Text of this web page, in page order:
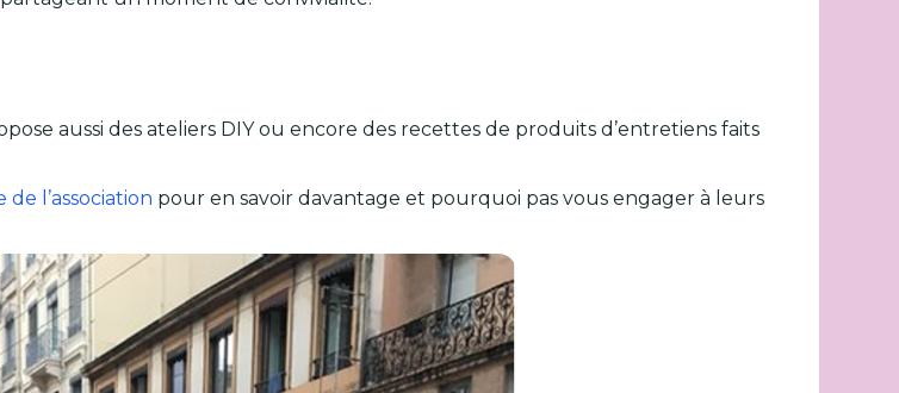
aussi des ateliers DIY ou encore des recettes de produits d’entretiens faits
de l’association pour en savoir davantage et pourquoi pas vous engager à leurs